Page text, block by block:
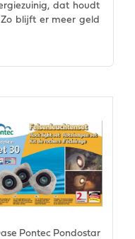
dat houdt
blijft er meer geld
Pontec Pondostar